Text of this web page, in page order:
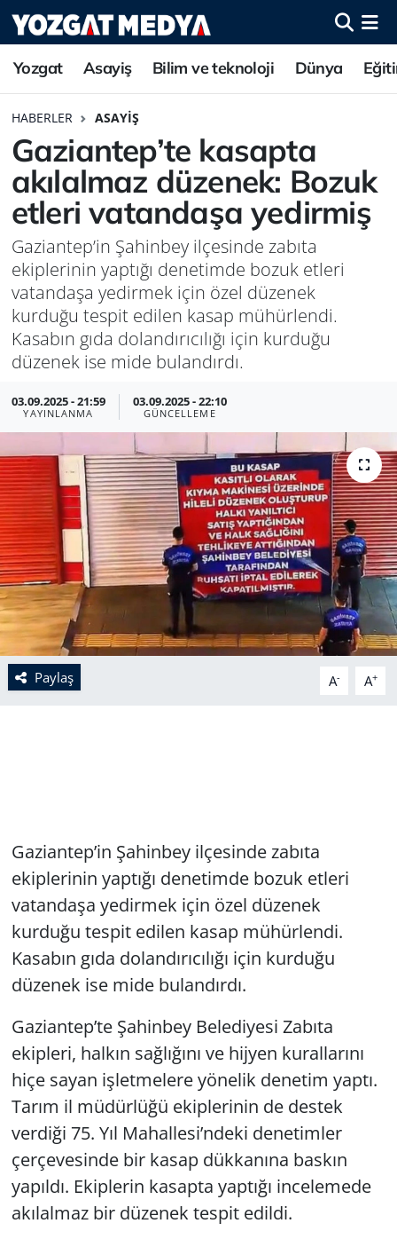
Yozgat Asayiş Bilim ve teknoloji Dünya
HABERLER ASAYIŞ
Gaziantep’te kasapta
akılalmaz düzenek: Bozuk
etleri vatandaşa yedirmiş
Gaziantep’in Şahinbey ilçesinde zabıta
ekiplerinin yaptığı denetimde bozuk etleri
vatandaşa yedirmek için özel düzenek
kurduğu tespit edilen kasap mühürlendi.
Kasabın gıda dolandırıcılığı için kurduğu
düzenek ise mide bulandırdı.
03.09.2025 - 21:59
YAYINLANMA
03.09.2025 - 22:10
GÜNCELLEME
Paylaş A- A+
Gaziantep’in Şahinbey ilçesinde zabıta
ekiplerinin yaptığı denetimde bozuk etleri
vatandaşa yedirmek için özel düzenek
kurduğu tespit edilen kasap mühürlendi.
Kasabın gıda dolandırıcılığı için kurduğu
düzenek ise mide bulandırdı.
Gaziantep’te Şahinbey Belediyesi Zabıta
ekipleri, halkın sağlığını ve hijyen kurallarını
hiçe sayan işletmelere yönelik denetim yaptı.
Tarım il müdürlüğü ekiplerinin de destek
verdiği 75. Yıl Mahallesi’ndeki denetimler
çerçevesinde bir kasap dükkanına baskın
yapıldı. Ekiplerin kasapta yaptığı incelemede
akılalmaz bir düzenek tespit edildi.